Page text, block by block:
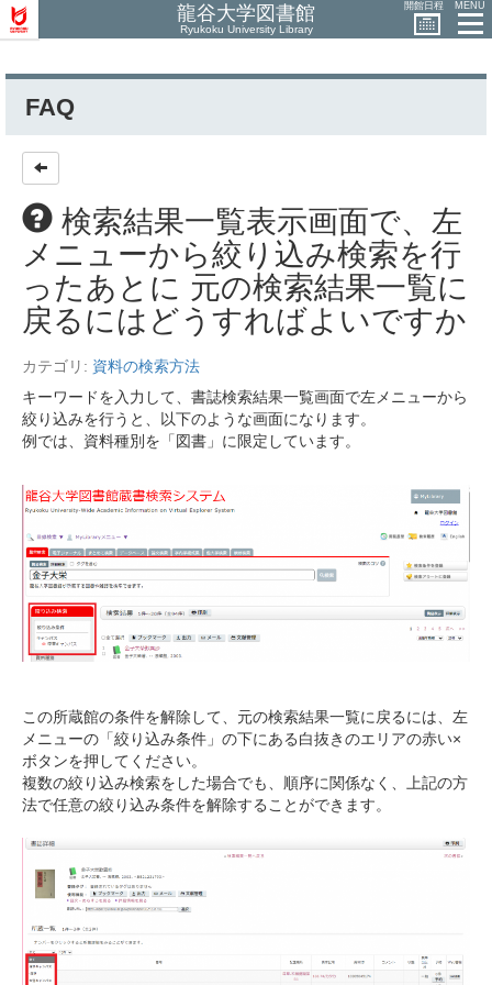
龍谷大学図書館
Ryukoku University Library
開館日程 MENU
FAQ
検索結果一覧表示画面で、左
メニューから絞り込み検索を行
ったあとに 元の検索結果一覧に
戻るにはどうすればよいですか
カテゴリ: 資料の検索方法
キーワードを入力して、書誌検索結果一覧画面で左メニューから
絞り込みを行うと、以下のような画面になります。
例では、資料種別を「図書」に限定しています。
この所蔵館の条件を解除して、元の検索結果一覧に戻るには、左
メニューの「絞り込み条件」の下にある白抜きのエリアの赤い×
ボタンを押してください。
複数の絞り込み検索をした場合でも、順序に関係なく、上記の方
法で任意の絞り込み条件を解除することができます。